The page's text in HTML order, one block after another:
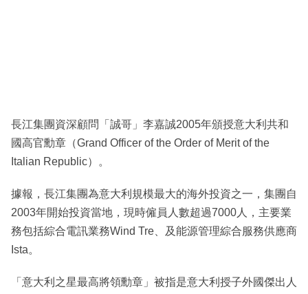
長江集團資深顧問「誠哥」李嘉誠2005年頒授意大利共和
國高官勳章（Grand Officer of the Order of Merit of the
Italian Republic）。
據報，長江集團為意大利規模最大的海外投資之一，集團自
2003年開始投資當地，現時僱員人數超過7000人，主要業
務包括綜合電訊業務Wind Tre、及能源管理綜合服務供應商
Ista。
「意大利之星最高將領勳章」被指是意大利授子外國傑出人